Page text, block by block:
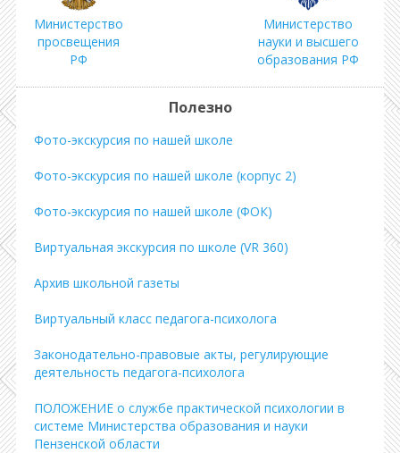
Министерство
просвещения
РФ
Министерство
науки и высшего
образования РФ
Полезно
Фото-экскурсия по нашей школе
Фото-экскурсия по нашей школе (корпус 2)
Фото-экскурсия по нашей школе (ФОК)
Виртуальная экскурсия по школе (VR 360)
Архив школьной газеты
Виртуальный класс педагога-психолога
Законодательно-правовые акты, регулирующие
деятельность педагога-психолога
ПОЛОЖЕНИЕ о службе практической психологии в
системе Министерства образования и науки
Пензенской области